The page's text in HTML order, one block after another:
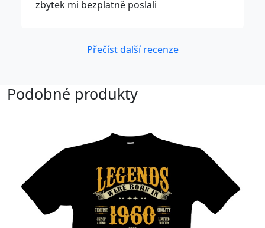
zbytek mi bezplatně poslali
Přečíst další recenze
Podobné produkty